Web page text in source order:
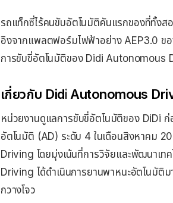
รถแท็กซี่ไร้คนขับอัตโนมัติคันแรกของที่ทั้งส
อิงจากแพลตฟอร์มไฟฟ้าอย่าง AEP3.0 ข
การขับขี่อัตโนมัติของ Didi Autonomous
เกี่ยวกับ Didi Autonomous
หน่วยงานดูแลการขับขี่อัตโนมัติของ DiDi
อัตโนมัติ (AD) ระดับ 4 ในเดือนสิงหาคม
Driving โดยมุ่งเน้นที่การวิจัยและพัฒนาเ
Driving ได้ดําเนินการยานพาหนะอัตโนมัติ
กวางโจว